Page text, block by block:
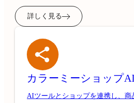
詳しく見る
カラーミーショップ
AIツールとショップを連携し、商